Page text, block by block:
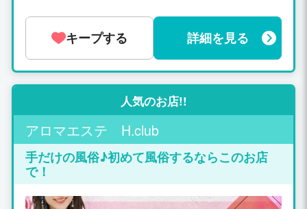
す》 短期バイト感覚で良いので…じゃんじゃ
ん稼いでみて下さいねぇ(^_-)
本コース+指名料3000円に設定） 60分
9,000円もらえます。
キープする 詳細を見る
人気のお店!!
アロマエステ H.club
手だけの風俗♪初めて風俗するならこのお店
で！